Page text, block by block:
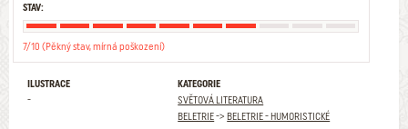
STAV:
7/10 (Pěkný stav, mírná poškození)
ILUSTRACE
-
KATEGORIE
SVĚTOVÁ LITERATURA
BELETRIE->BELETRIE - HUMORISTICKÉ